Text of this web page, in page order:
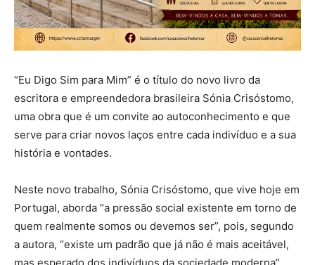
“Eu Digo Sim para Mim” é o título do novo livro da
escritora e empreendedora brasileira Sónia Crisóstomo,
uma obra que é um convite ao autoconhecimento e que
serve para criar novos laços entre cada indivíduo e a sua
história e vontades.
Neste novo trabalho, Sónia Crisóstomo, que vive hoje em
Portugal, aborda “a pressão social existente em torno de
quem realmente somos ou devemos ser”, pois, segundo
a autora, “existe um padrão que já não é mais aceitável,